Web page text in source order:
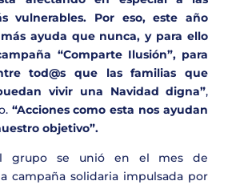
vulnerables. Por eso, este año
ayuda que nunca, y para ello
“Comparte Ilusión”, para
tod@s que las familias que
vivir una Navidad digna”,
“Acciones como esta nos ayudan
objetivo”.
grupo se unió en el mes de
campaña solidaria impulsada por